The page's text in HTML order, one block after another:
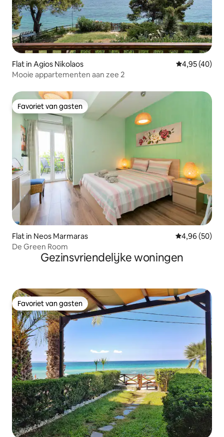
Flat in Agios Nikolaos Gemiddelde
4,95 (40)
Mooie appartementen aan zee 2
Favoriet van gasten
Favoriet van gasten
Flat in Neos Marmaras Gemiddelde
4,96 (50)
De Green Room
Gezinsvriendelijke woningen
Favoriet van gasten
Favoriet van gasten